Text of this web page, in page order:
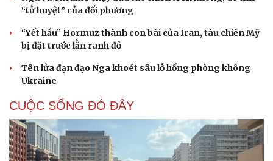
Cải chính
“tử huyệt” của đối phương
“Yết hầu” Hormuz thành con bài của Iran, tàu chiến Mỹ
bị đặt trước lằn ranh đỏ
Tên lửa đạn đạo Nga khoét sâu lỗ hổng phòng không
Ukraine
CUỘC SỐNG ĐÓ ĐÂY